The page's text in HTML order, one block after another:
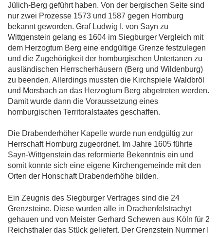
Jülich-Berg geführt haben. Von der bergischen Seite sind
nur zwei Prozesse 1573 und 1587 gegen Homburg
bekannt geworden. Graf Ludwig I. von Sayn zu
Wittgenstein gelang es 1604 im Siegburger Vergleich mit
dem Herzogtum Berg eine endgültige Grenze festzulegen
und die Zugehörigkeit der homburgischen Untertanen zu
ausländischen Herrscherhäusern (Berg und Wildenburg)
zu beenden. Allerdings mussten die Kirchspiele Waldbröl
und Morsbach an das Herzogtum Berg abgetreten werden.
Damit wurde dann die Voraussetzung eines
homburgischen Territoralstaates geschaffen.
Die Drabenderhöher Kapelle wurde nun endgültig zur
Herrschaft Homburg zugeordnet. Im Jahre 1605 führte
Sayn-Wittgenstein das reformierte Bekenntnis ein und
somit konnte sich eine eigene Kirchengemeinde mit den
Orten der Honschaft Drabenderhöhe bilden.
Ein Zeugnis des Siegburger Vertrages sind die 24
Grenzsteine. Diese wurden alle in Drachenfelstrachyt
gehauen und von Meister Gerhard Schewen aus Köln für 2
Reichsthaler das Stück geliefert. Der Grenzstein Nummer I